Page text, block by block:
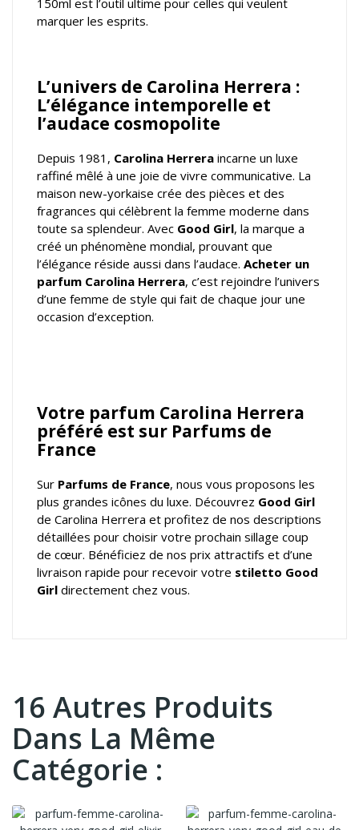
150ml est l’outil ultime pour celles qui veulent
marquer les esprits.
L’univers de Carolina Herrera :
L’élégance intemporelle et
l’audace cosmopolite
Depuis 1981, Carolina Herrera incarne un luxe
raffiné mêlé à une joie de vivre communicative. La
maison new-yorkaise crée des pièces et des
fragrances qui célèbrent la femme moderne dans
toute sa splendeur. Avec Good Girl, la marque a
créé un phénomène mondial, prouvant que
l’élégance réside aussi dans l’audace. Acheter un
parfum Carolina Herrera, c’est rejoindre l’univers
d’une femme de style qui fait de chaque jour une
occasion d’exception.
Votre parfum Carolina Herrera
préféré est sur Parfums de
France
Sur Parfums de France, nous vous proposons les
plus grandes icônes du luxe. Découvrez Good Girl
de Carolina Herrera et profitez de nos descriptions
détaillées pour choisir votre prochain sillage coup
de cœur. Bénéficiez de nos prix attractifs et d’une
livraison rapide pour recevoir votre stiletto Good
Girl directement chez vous.
16 Autres Produits
Dans La Même
Catégorie :